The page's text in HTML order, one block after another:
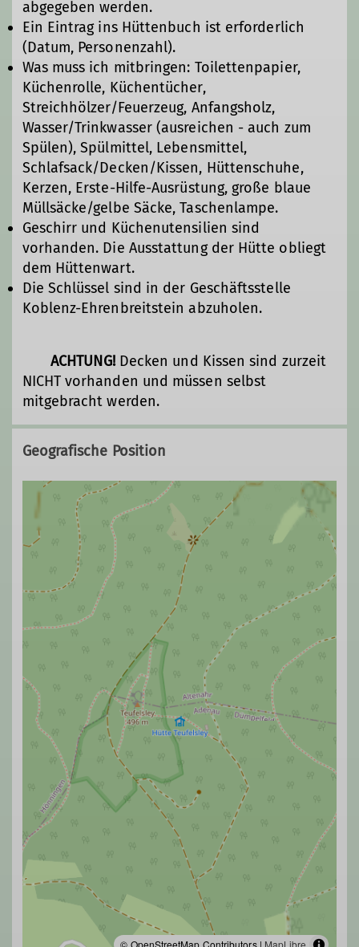
abgegeben werden.
Ein Eintrag ins Hüttenbuch ist erforderlich
(Datum, Personenzahl).
Was muss ich mitbringen: Toilettenpapier,
Küchenrolle, Küchentücher,
Streichhölzer/Feuerzeug, Anfangsholz,
Wasser/Trinkwasser (ausreichen - auch zum
Spülen), Spülmittel, Lebensmittel,
Schlafsack/Decken/Kissen, Hüttenschuhe,
Kerzen, Erste-Hilfe-Ausrüstung, große blaue
Müllsäcke/gelbe Säcke, Taschenlampe.
Geschirr und Küchenutensilien sind
vorhanden. Die Ausstattung der Hütte obliegt
dem Hüttenwart.
Die Schlüssel sind in der Geschäftsstelle
Koblenz-Ehrenbreitstein abzuholen.
ACHTUNG!Decken und Kissen sind zurzeit
NICHT vorhanden und müssen selbst
mitgebracht werden.
Geografische Position